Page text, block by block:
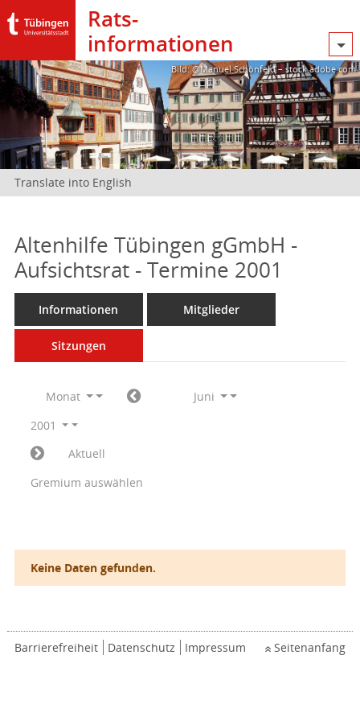
Rats­
informationen
Bild: @Manuel Schönfeld – stock.adobe.com
Translate into English
Altenhilfe Tübingen gGmbH -
Aufsichtsrat - Termine 2001
Informationen Mitglieder
Sitzungen
Monat
Juni
2001
Aktuell
Gremium auswählen
Keine Daten gefunden.
Barrierefreiheit Datenschutz Impressum Seitenanfang